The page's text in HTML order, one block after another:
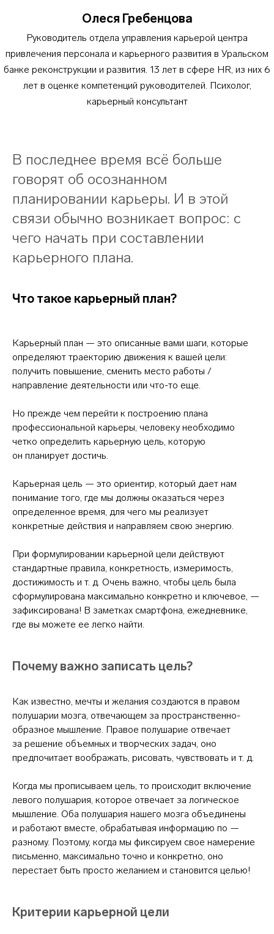
Олеся Гребенцова
Руководитель отдела управления карьерой центра
привлечения персонала и карьерного развития в Уральском
банке реконструкции и развития. 13 лет в сфере HR, из них 6
лет в оценке компетенций руководителей. Психолог,
карьерный консультант
В последнее время всё больше
говорят об осознанном
планировании карьеры. И в этой
связи обычно возникает вопрос: с
чего начать при составлении
карьерного плана.
Что такое карьерный план?
Карьерный план — это описанные вами шаги, которые
определяют траекторию движения к вашей цели:
получить повышение, сменить место работы /
направление деятельности или что-то еще.
Но прежде чем перейти к построению плана
профессиональной карьеры, человеку необходимо
четко определить карьерную цель, которую
он планирует достичь.
Карьерная цель — это ориентир, который дает нам
понимание того, где мы должны оказаться через
определенное время, для чего мы реализует
конкретные действия и направляем свою энергию.
При формулировании карьерной цели действуют
стандартные правила, конкретность, измеримость,
достижимость и т. д. Очень важно, чтобы цель была
сформулирована максимально конкретно и ключевое, —
зафиксирована! В заметках смартфона, ежедневнике,
где вы можете ее легко найти.
Почему важно записать цель?
Как известно, мечты и желания создаются в правом
полушарии мозга, отвечающем за пространственно-
образное мышление. Правое полушарие отвечает
за решение объемных и творческих задач, оно
предпочитает воображать, рисовать, чувствовать и т. д.
Когда мы прописываем цель, то происходит включение
левого полушария, которое отвечает за логическое
мышление. Оба полушария нашего мозга объединены
и работают вместе, обрабатывая информацию по —
разному. Поэтому, когда мы фиксируем свое намерение
письменно, максимально точно и конкретно, оно
перестает быть просто желанием и становится целью!
Критерии карьерной цели